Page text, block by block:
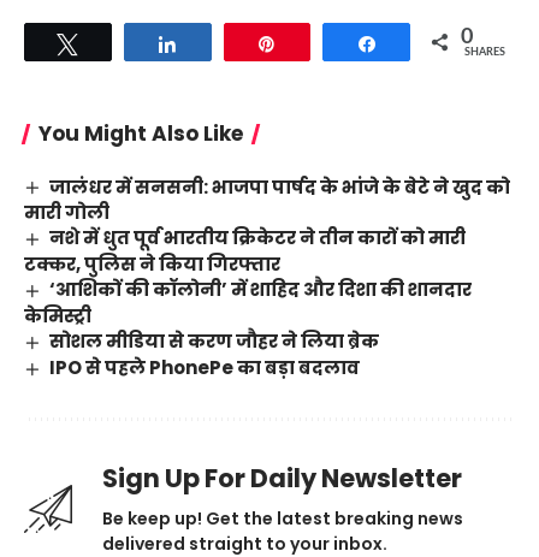
Share 0
SHARES
You Might Also Like
जालंधर में सनसनी: भाजपा पार्षद के भांजे के बेटे ने खुद को
मारी गोली
नशे में धुत पूर्व भारतीय क्रिकेटर ने तीन कारों को मारी
टक्कर, पुलिस ने किया गिरफ्तार
‘आशिकों की कॉलोनी’ में शाहिद और दिशा की शानदार
केमिस्ट्री
सोशल मीडिया से करण जौहर ने लिया ब्रेक
IPO से पहले PhonePe का बड़ा बदलाव
Sign Up For Daily Newsletter
Be keep up! Get the latest breaking news
delivered straight to your inbox.